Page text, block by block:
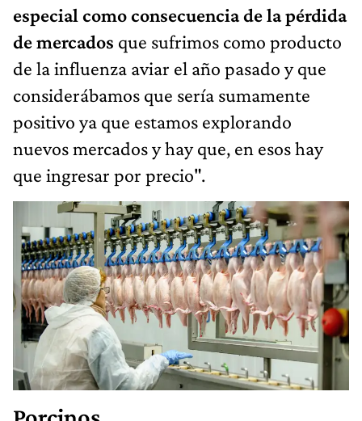
especial como consecuencia de la pérdida
de mercados que sufrimos como producto
de la influenza aviar el año pasado y que
considerábamos que sería sumamente
positivo ya que estamos explorando
nuevos mercados y hay que, en esos hay
que ingresar por precio".